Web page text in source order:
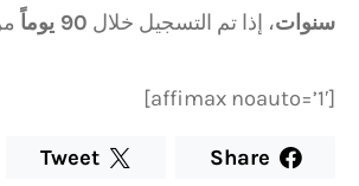
سنوات، إذا تم التسجيل خلال 90 يوماً
[affimax noauto=’1′]
Share
Tweet